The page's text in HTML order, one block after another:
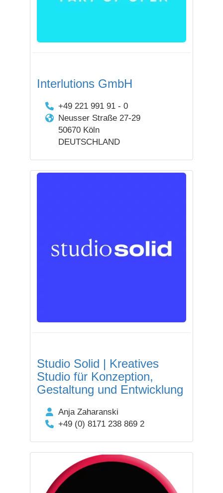
Interlutions GmbH
+49 221 991 91 - 0
Neusser Straße 27-29
50670 Köln
DEUTSCHLAND
Studio Solid | Kreatives
Studio für Konzeption,
Gestaltung und Entwicklung
Anja Zaharanski
+49 (0) 8171 238 869 2